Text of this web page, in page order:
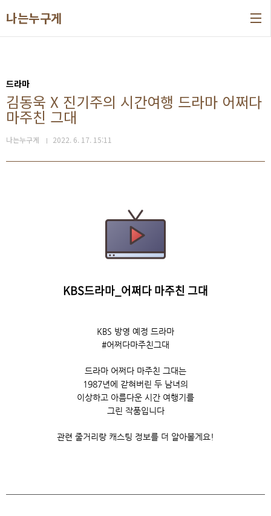
나는누구게
드라마
김동욱 X 진기주의 시간여행 드라마 어쩌다
마주친 그대
나는누구게 2022. 6. 17. 15:11
KBS드라마_어쩌다 마주친 그대
KBS 방영 예정 드라마
#어쩌다마주친그대
드라마 어쩌다 마주친 그대는
1987년에 갇혀버린 두 남녀의
이상하고 아름다운 시간 여행기를
그린 작품입니다
관련 줄거리랑 캐스팅 정보를 더 알아볼게요!